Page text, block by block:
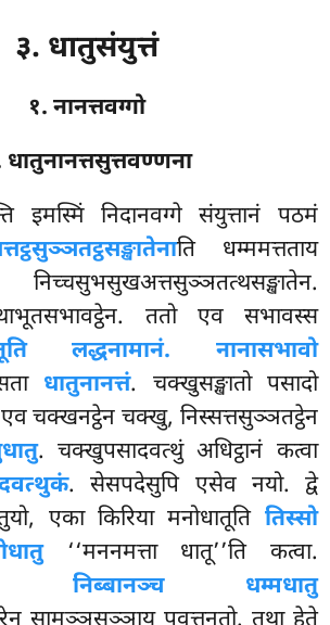
३. धातुसंयुत्तं
१. नानत्तवग्गो
धातुनानत्तसुत्तवण्णना
इमस्मिं निदानवग्गे संयुत्तानं पठमं
ति धम्ममत्तताय
निच्चसुभसुखअत्तसुञ्ञतत्थसङ्खातेन.
ततो एव सभावस्स
लद्धनामानं. नानासभावो
धातुनानत्तं. चक्खुसङ्खातो पसादो
चक्खनट्ठेन चक्खु, निस्सत्तसुञ्ञतट्ठेन
. चक्खुपसादवत्थुं अधिट्ठानं कत्वा
. सेसपदेसुपि एसेव नयो. द्वे
एका किरिया मनोधातूति तिस्सो
‘‘मननमत्ता धातू’’ति कत्वा.
निब्बानञ्च धम्मधातु